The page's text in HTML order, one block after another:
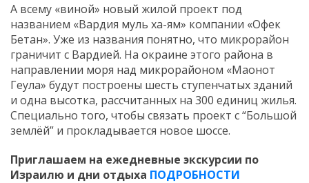
А всему «виной» новый жилой проект под
названием «Вардия муль ха-ям» компании «Офек
Бетан». Уже из названия понятно, что микрорайон
граничит с Вардией. На окраине этого района в
направлении моря над микрорайоном «Маонот
Геула» будут построены шесть ступенчатых зданий
и одна высотка, рассчитанных на 300 единиц жилья.
Специально того, чтобы связать проект с “Большой
землёй” и прокладывается новое шоссе.
Приглашаем на ежедневные экскурсии по
Израилю и дни отдыха ПОДРОБНОСТИ